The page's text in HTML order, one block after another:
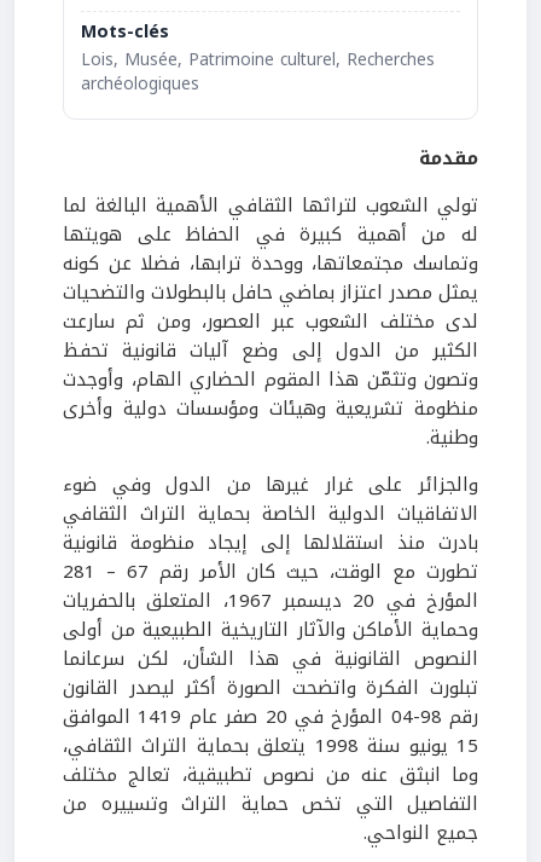
Mots-clés
Lois, Musée, Patrimoine culturel, Recherches
archéologiques
مقدمة
تولي الشعوب لتراثها الثقافي الأهمية البالغة لما
له من أهمية كبيرة في الحفاظ على هويتها
وتماسك مجتمعاتها، ووحدة ترابها، فضلا عن كونه
يمثل مصدر اعتزاز بماضي حافل بالبطولات والتضحيات
لدى مختلف الشعوب عبر العصور، ومن ثم سارعت
الكثير من الدول إلى وضع آليات قانونية تحفظ
وتصون وتثمّن هذا المقوم الحضاري الهام، وأوجدت
منظومة تشريعية وهيئات ومؤسسات دولية وأخرى
وطنية.
والجزائر على غرار غيرها من الدول وفي ضوء
الاتفاقيات الدولية الخاصة بحماية التراث الثقافي
بادرت منذ استقلالها إلى إيجاد منظومة قانونية
تطورت مع الوقت، حيث كان الأمر رقم 67 – 281
المؤرخ في 20 ديسمبر 1967، المتعلق بالحفريات
وحماية الأماكن والآثار التاريخية الطبيعية من أولى
النصوص القانونية في هذا الشأن، لكن سرعانما
تبلورت الفكرة واتضحت الصورة أكثر ليصدر القانون
رقم 98-04 المؤرخ في 20 صفر عام 1419 الموافق
15 يونيو سنة 1998 يتعلق بحماية التراث الثقافي،
وما انبثق عنه من نصوص تطبيقية، تعالج مختلف
التفاصيل التي تخص حماية التراث وتسييره من
جميع النواحي.